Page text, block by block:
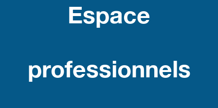
Espace
professionnels